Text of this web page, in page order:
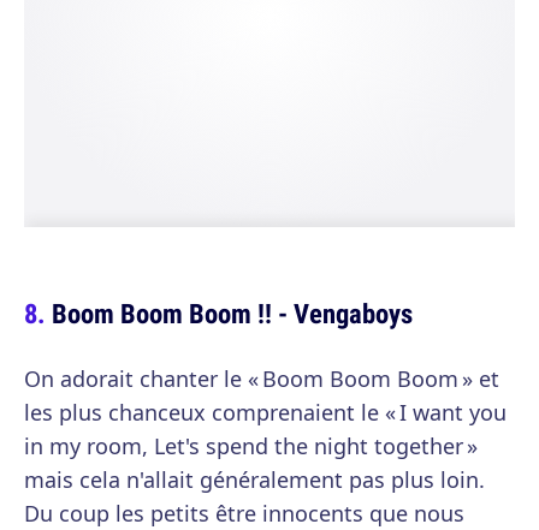
Boom Boom Boom !! - Vengaboys
On adorait chanter le « Boom Boom Boom » et
les plus chanceux comprenaient le « I want you
in my room, Let's spend the night together »
mais cela n'allait généralement pas plus loin.
Du coup les petits être innocents que nous